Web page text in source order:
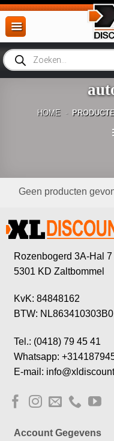
Ga
naar
inhoud
Producten
zoeken
HOME -
Geen producten
Rozenbogerd 3A-Hal 7
5301 KD Zaltbommel
KvK: 84848162
BTW:
Tel.: (0418) 79 45 41
Whatsapp:
E-mail:
Account Gegevens